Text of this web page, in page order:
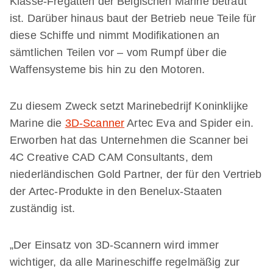
ist. Darüber hinaus baut der Betrieb neue Teile für
diese Schiffe und nimmt Modifikationen an
sämtlichen Teilen vor – vom Rumpf über die
Waffensysteme bis hin zu den Motoren.
Zu diesem Zweck setzt Marinebedrijf Koninklijke
Marine die 3D-Scanner Artec Eva and Spider ein.
Erworben hat das Unternehmen die Scanner bei
4C Creative CAD CAM Consultants, dem
niederländischen Gold Partner, der für den Vertrieb
der Artec-Produkte in den Benelux-Staaten
zuständig ist.
„Der Einsatz von 3D-Scannern wird immer
wichtiger, da alle Marineschiffe regelmäßig zur